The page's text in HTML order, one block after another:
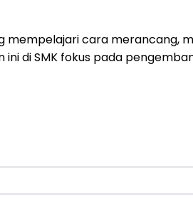
mempelajari cara merancang,
ini di SMK fokus pada